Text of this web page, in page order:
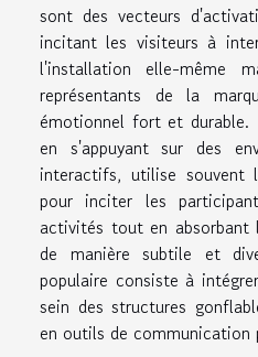
sont des vecteurs
incitant les visiteurs à
l'installation elle-même
représentants de la
émotionnel fort et durable.
en s'appuyant sur des
interactifs, utilise souvent
pour inciter les
activités tout en absorbant
de manière subtile et
populaire consiste à
sein des structures
en outils de communication